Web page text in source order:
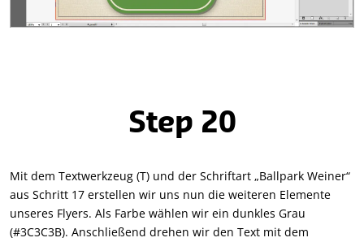
Step 20
Mit dem Textwerkzeug (T) und der Schriftart „Ballpark Weiner“
aus Schritt 17 erstellen wir uns nun die weiteren Elemente
unseres Flyers. Als Farbe wählen wir ein dunkles Grau
(#3C3C3B). Anschließend drehen wir den Text mit dem